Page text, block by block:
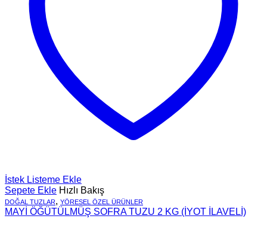
İstek Listeme Ekle
Sepete Ekle Hızlı Bakış
DOĞAL TUZLAR, YÖRESEL ÖZEL ÜRÜNLER
MAYİ ÖĞÜTÜLMÜŞ SOFRA TUZU 2 KG (İYOT İLAVELİ)